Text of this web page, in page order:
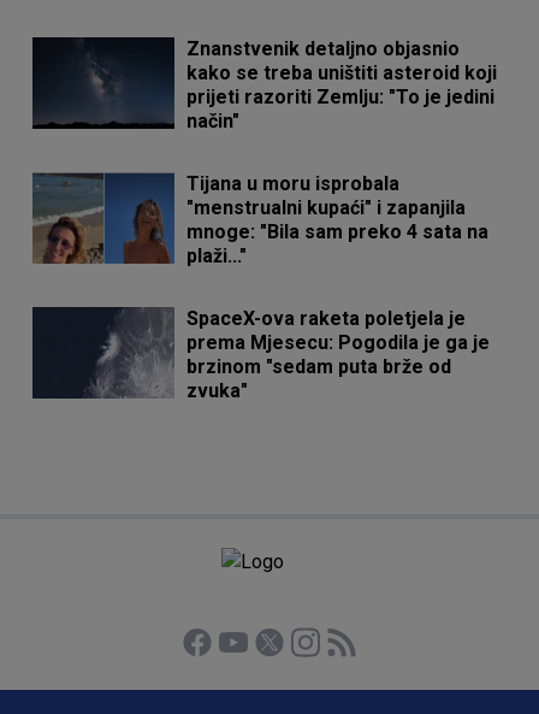
Znanstvenik detaljno objasnio
kako se treba uništiti asteroid koji
prijeti razoriti Zemlju: "To je jedini
način"
Tijana u moru isprobala
"menstrualni kupaći" i zapanjila
mnoge: "Bila sam preko 4 sata na
plaži..."
SpaceX-ova raketa poletjela je
prema Mjesecu: Pogodila je ga je
brzinom "sedam puta brže od
zvuka"